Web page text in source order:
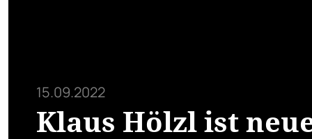
15.09.2022
Klaus Hölzl ist